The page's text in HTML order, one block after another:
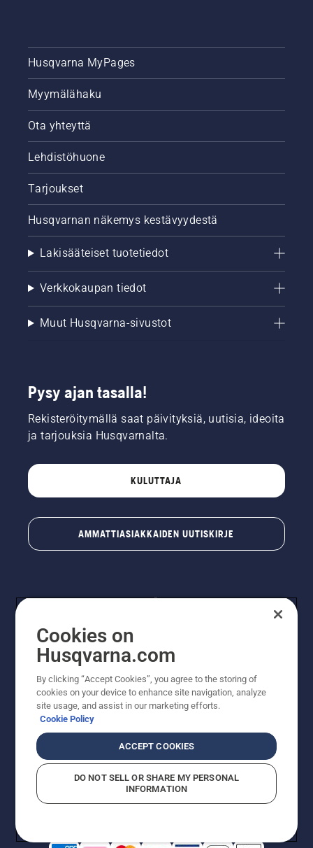
Husqvarna MyPages
Myymälähaku
Ota yhteyttä
Lehdistöhuone
Tarjoukset
Husqvarnan näkemys kestävyydestä
Lakisääteiset tuotetiedot
Verkkokaupan tiedot
Muut Husqvarna-sivustot
Pysy ajan tasalla!
Rekisteröitymällä saat päivityksiä, uutisia, ideoita
ja tarjouksia Husqvarnalta.
KULUTTAJA
AMMATTIASIAKKAIDEN UUTISKIRJE
© Husqvarna AB (publ). Kaikki oikeudet pidätetään.
Hinnat ovat suositushintoja. Varaamme oikeudet
hintamuutoksiin, kirjoitus- ja sisältövirheisiin. Sivusto
pyritään pitämään mahdollisimman ajantasaisena ja
suositushintoja (sis. alv), ellei tuotetta voi ostaa
suoraan verkkosivustoltamme.
EvästekäytäntöKäyttöehdotTietosuojailmoitusTiedot
Epäillyistä rikkomuksista ilmoittaminen
Cookies on
Husqvarna.com
By clicking “Accept Cookies”, you agree to the storing of
cookies on your device to enhance site navigation, analyze
site usage, and assist in our marketing efforts.
Cookie Policy
ACCEPT COOKIES
DO NOT SELL OR SHARE MY PERSONAL
INFORMATION